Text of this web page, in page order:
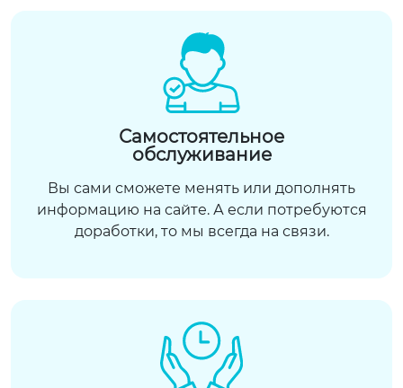
Самостоятельное
обслуживание
Вы сами сможете менять или дополнять
информацию на сайте. А если потребуются
доработки, то мы всегда на связи.